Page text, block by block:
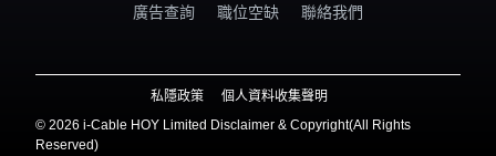
廣告查詢 職位空缺 聯絡我們
私隱政策
個人資料收集聲明
© 2026 i-Cable HOY Limited Disclaimer & Copyright(All Rights
Reserved)